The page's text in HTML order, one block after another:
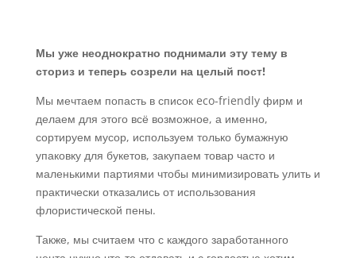
Мы уже неоднократно поднимали эту тему в
сториз и теперь созрели на целый пост!
Мы мечтаем попасть в список eco-friendly фирм и
делаем для этого всё возможное, а именно,
сортируем мусор, используем только бумажную
упаковку для букетов, закупаем товар часто и
маленькими партиями чтобы минимизировать улить и
практически отказались от использования
флористической пены.
Также, мы считаем что с каждого заработанного